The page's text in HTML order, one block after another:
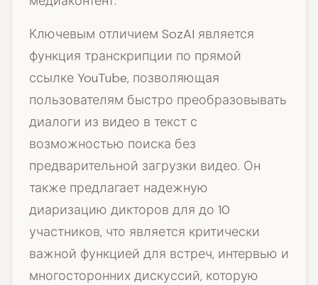
Ключевым отличием SozAI является
функция транскрипции по прямой
ссылке YouTube, позволяющая
пользователям быстро преобразовывать
диалоги из видео в текст с
возможностью поиска без
предварительной загрузки видео. Он
также предлагает надежную
диаризацию дикторов для до 10
участников, что является критически
важной функцией для встреч, интервью и
многосторонних дискуссий, которую